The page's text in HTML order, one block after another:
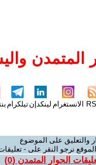
الانستغرام لينكدإنتيلكرام
والتعليق على الموضوع
نرجو النقر على -
الحوار المتمدن (0
)